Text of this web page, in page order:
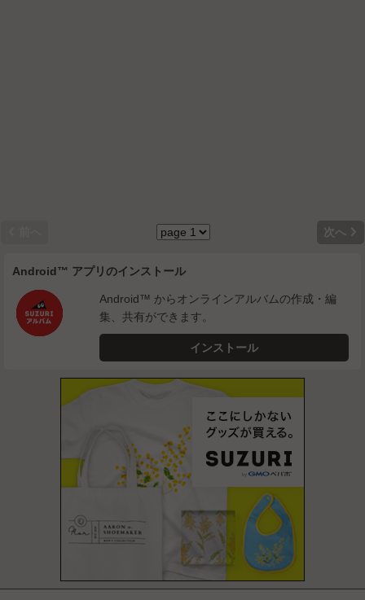
次へ 
Android™ アプリのインストール
Android™ からオンラインアルバムの作成・編
集、共有ができます。
インストール